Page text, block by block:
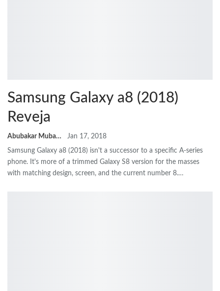
Samsung Galaxy a8 (2018)
Reveja
Abubakar Mubarak Jan 17, 2018
Samsung Galaxy a8 (2018) isn't a successor to a specific A-series
phone. It's more of a trimmed Galaxy S8 version for the masses
with matching design, screen, and the current number 8.…